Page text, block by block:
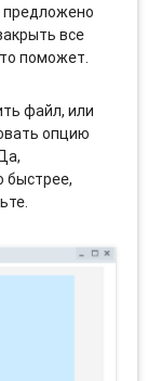
предложено
все
поможет.
файл, или
опцию
быстрее,